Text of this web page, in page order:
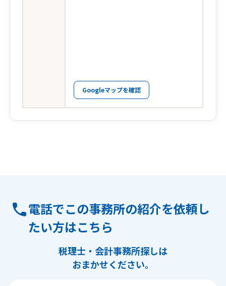
Googleマップを確認
電話でこの事務所の紹介を依頼し
たい方はこちら
税理士・会計事務所探しは
おまかせください。